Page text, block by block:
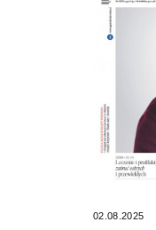
02.08.2025